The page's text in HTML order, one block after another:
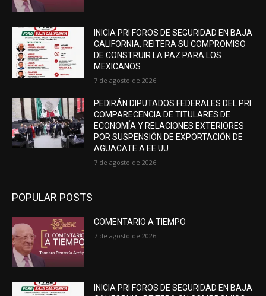
INICIA PRI FOROS DE SEGURIDAD EN BAJA
CALIFORNIA, REITERA SU COMPROMISO
DE CONSTRUIR LA PAZ PARA LOS
MEXICANOS
7 de agosto de 2026
PEDIRÁN DIPUTADOS FEDERALES DEL PRI
COMPARECENCIA DE TITULARES DE
ECONOMÍA Y RELACIONES EXTERIORES
POR SUSPENSIÓN DE EXPORTACIÓN DE
AGUACATE A EE.UU
7 de agosto de 2026
POPULAR POSTS
COMENTARIO A TIEMPO
7 de agosto de 2026
INICIA PRI FOROS DE SEGURIDAD EN BAJA